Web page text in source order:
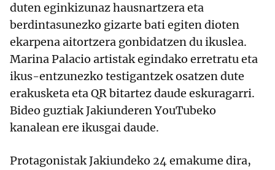
duten eginkizunaz hausnartzera eta
berdintasunezko gizarte bati egiten dioten
ekarpena aitortzera gonbidatzen du ikuslea.
Marina Palacio artistak egindako erretratu eta
ikus-entzunezko testigantzek osatzen dute
erakusketa eta QR bitartez daude eskuragarri.
Bideo guztiak Jakiunderen YouTubeko
kanalean ere ikusgai daude.
Protagonistak Jakiundeko 24 emakume dira,